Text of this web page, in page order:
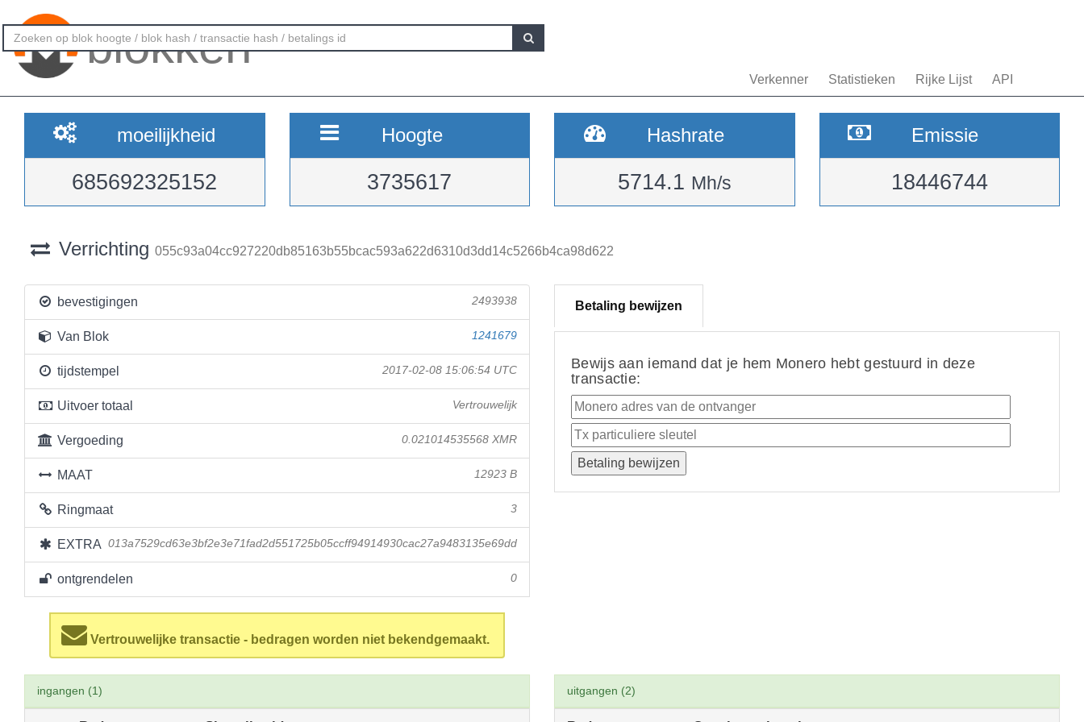
blokken
Verkenner Statistieken Rijke Lijst API
moeilijkheid
685692325152
Hoogte
3735617
Hashrate
5714.1 Mh/s
Emissie
18446744
Verrichting 055c93a04cc927220db85163b55bcac593a622d6310d3dd14c5266b4ca98d622
bevestigingen 2493938
Van Blok 1241679
tijdstempel 2017-02-08 15:06:54 UTC
Uitvoer totaal Vertrouwelijk
Vergoeding 0.021014535568 XMR
MAAT 12923 B
Ringmaat 3
EXTRA 013a7529cd63e3bf2e3e71fad2d551725b05ccff94914930cac27a9483135e69dd
ontgrendelen 0
Vertrouwelijke transactie - bedragen worden niet bekendgemaakt.
Betaling bewijzen
Bewijs aan iemand dat je hem Monero hebt gestuurd in deze
transactie:
ingangen (1) uitgangen (2)